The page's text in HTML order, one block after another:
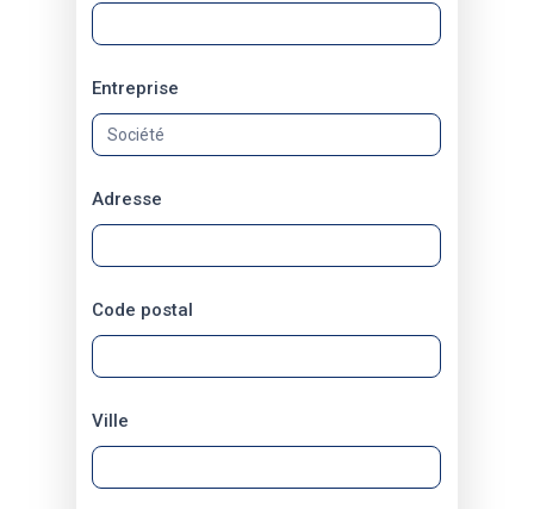
Entreprise
Adresse
Code postal
Ville